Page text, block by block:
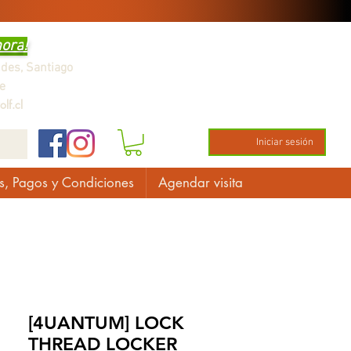
!
Santiago
Iniciar sesión
Pagos y Condiciones Agendar visita
[4UANTUM] LOCK
THREAD LOCKER